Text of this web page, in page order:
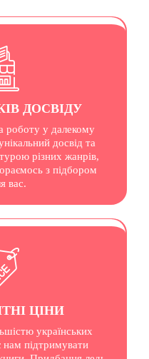
ДОСВІДУ
роботу у далекому
досвід та
різних жанрів,
з підбором
вас.
ЦІНИ
українських
нам підтримувати